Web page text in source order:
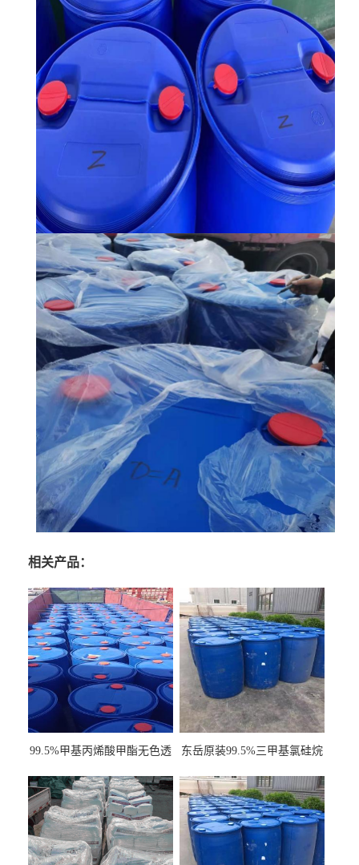
相关产品：
99.5%甲基丙烯酸甲酯无色透
东岳原装99.5%三甲基氯硅烷